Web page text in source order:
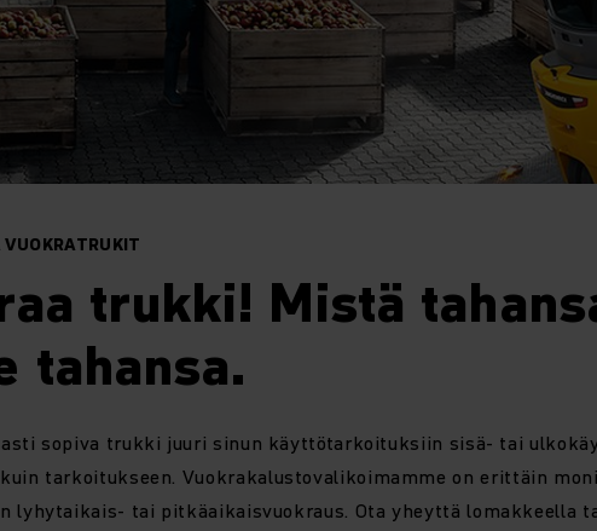
trukki! Mistä
tahansa.
sopiva trukki juuri sinun käyttötarkoituksiin sisä- tai
tarkoitukseen. Vuokrakalustovalikoimamme on erittäin
lyhytaikais- tai pitkäaikaisvuokraus. Ota yheyttä lomakkeella